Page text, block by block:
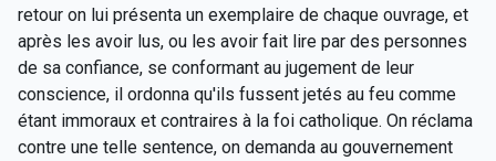
retour on lui présenta un exemplaire de chaque ouvrage, et
après les avoir lus, ou les avoir fait lire par des personnes
de sa confiance, se conformant au jugement de leur
conscience, il ordonna qu'ils fussent jetés au feu comme
étant immoraux et contraires à la foi catholique. On réclama
contre une telle sentence, on demanda au gouvernement